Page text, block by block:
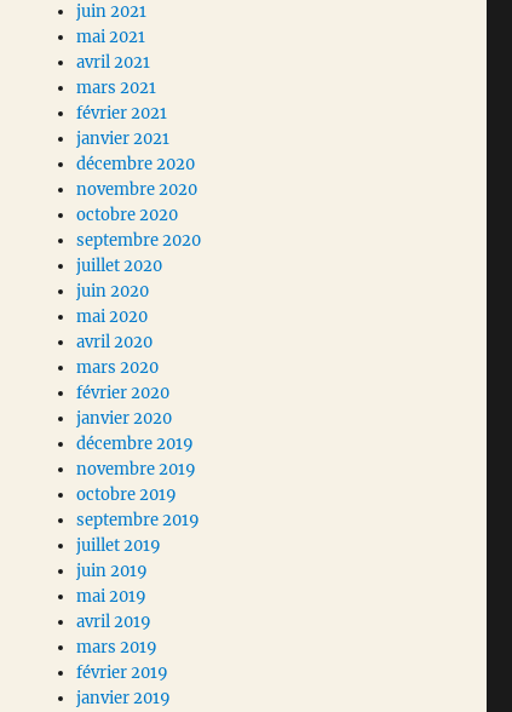
juin 2021
mai 2021
avril 2021
mars 2021
février 2021
janvier 2021
décembre 2020
novembre 2020
octobre 2020
septembre 2020
juillet 2020
juin 2020
mai 2020
avril 2020
mars 2020
février 2020
janvier 2020
décembre 2019
novembre 2019
octobre 2019
septembre 2019
juillet 2019
juin 2019
mai 2019
avril 2019
mars 2019
février 2019
janvier 2019